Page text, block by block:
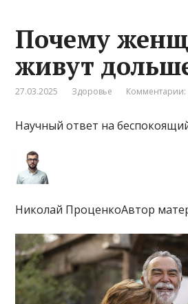
Почему
живут
27.03.2025 Здоровье Комментарии:
Научный ответ на
Николай ПроценкоАвтор